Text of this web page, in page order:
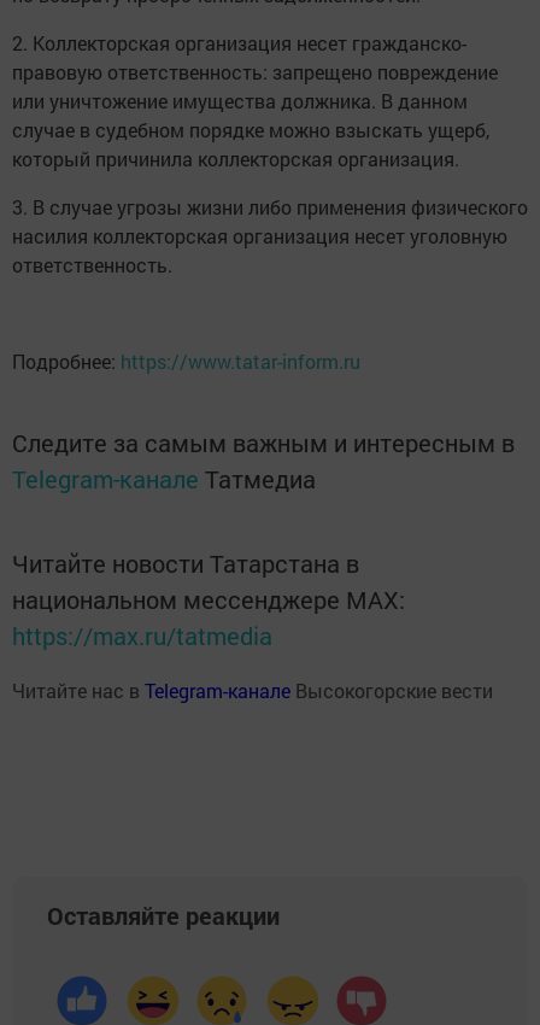
2. Коллекторская организация несет гражданско-
правовую ответственность: запрещено повреждение
или уничтожение имущества должника. В данном
случае в судебном порядке можно взыскать ущерб,
который причинила коллекторская организация.
3. В случае угрозы жизни либо применения физического
насилия коллекторская организация несет уголовную
ответственность.
Подробнее: https://www.tatar-inform.ru
Следите за самым важным и интересным в
Telegram-канале Татмедиа
Читайте новости Татарстана в
национальном мессенджере MАХ:
https://max.ru/tatmedia
Читайте нас в Telegram-канале Высокогорские вести
Оставляйте реакции